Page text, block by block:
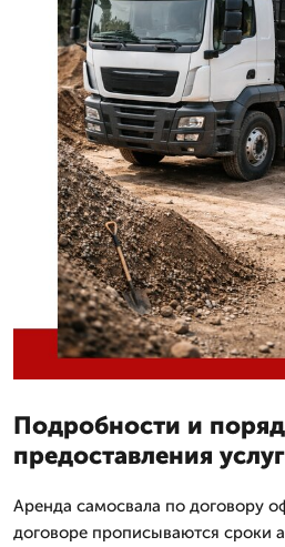
Подробности и
предоставления
Аренда самосвала по договору
договоре прописываются сроки